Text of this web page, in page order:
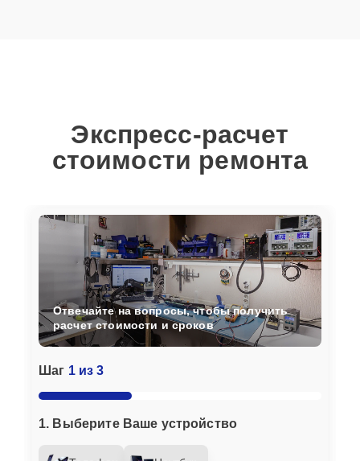
Экспресс-расчет
стоимости ремонта
Шаг 1 из 3
1. Выберите Ваше устройство
Отвечайте на вопросы, чтобы получить
расчет стоимости и сроков